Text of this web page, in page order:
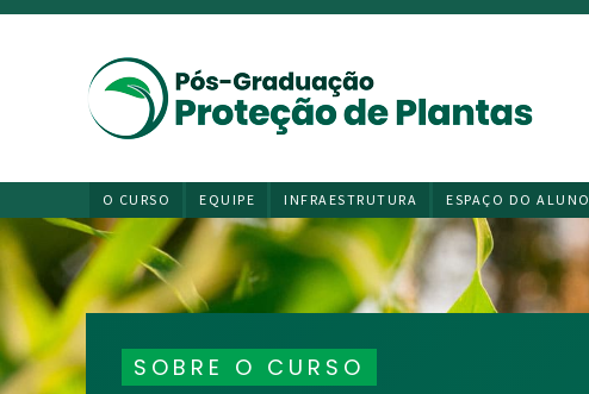
O CURSO EQUIPE INFRAESTRUTURA ESPAÇO DO ALUNO
SOBRE O CURSO
Processo Seletivo 2027/2028